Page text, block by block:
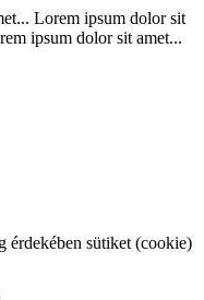
Lorem ipsum dolor sit
ipsum dolor sit amet...
érdekében sütiket (cookie)